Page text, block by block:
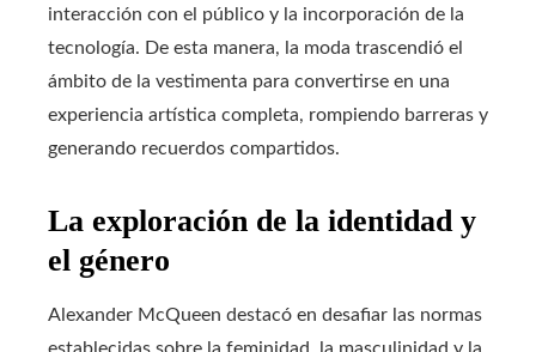
interacción con el público y la incorporación de la
tecnología. De esta manera, la moda trascendió el
ámbito de la vestimenta para convertirse en una
experiencia artística completa, rompiendo barreras y
generando recuerdos compartidos.
La exploración de la identidad y
el género
Alexander McQueen destacó en desafiar las normas